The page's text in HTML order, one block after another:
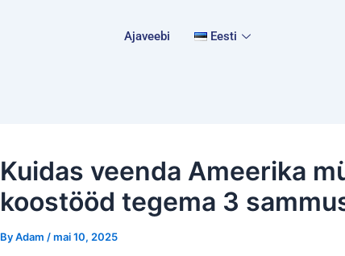
Ajaveebi Eesti
Kuidas veenda Ameerika
koostööd tegema 3
ByAdam /mai 10, 2025